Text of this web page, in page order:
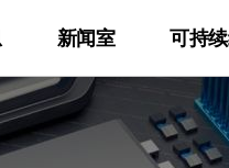
用 技术资料
新闻室
电子报
可持
会 进展与成果